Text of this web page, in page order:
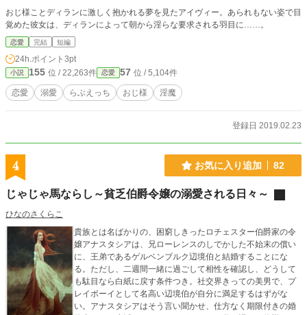
おじ様ことディランに激しく抱かれる夢を見たアイヴィー。あられもない姿で目
覚めた彼女は、ディランによって朝から淫らな要求される羽目に……。
恋愛 完結 短編
24h.ポイント 3pt
小説 155 位 / 22,263件 恋愛 57 位 / 5,104件
恋愛 溺愛 らぶえっち おじ様 淫魔
登録日 2019.02.23
4 お気に入り追加 82
じゃじゃ馬ならし～貧乏伯爵令嬢の溺愛される日々～
ひなのさくらこ
貴族とは名ばかりの、困窮しきったロチェスター伯爵家の令
嬢アナスタシアは、兄ローレンスのしでかした不始末の償い
に、王弟であるゲルベンブルク辺境伯と結婚することにな
る。ただし、二週間一緒に過ごして相性を確認し、どうして
も駄目なら白紙に戻す条件つき。社交界きっての美男で、プ
レイボーイとして名高い辺境伯が自分に満足するはずがな
い。アナスタシアはそう言い聞かせ、仕方なく期限付きの婚